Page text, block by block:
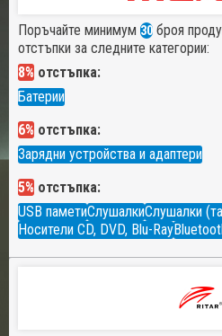
Поръчайте минимум 30 броя
отстъпки за следните категории:
8% отстъпка:
Батерии
6% отстъпка:
Зарядни устройства и адаптери
5% отстъпка:
USB паметиСлушалкиСлушалки
Носители CD, DVD, Blu-Ray